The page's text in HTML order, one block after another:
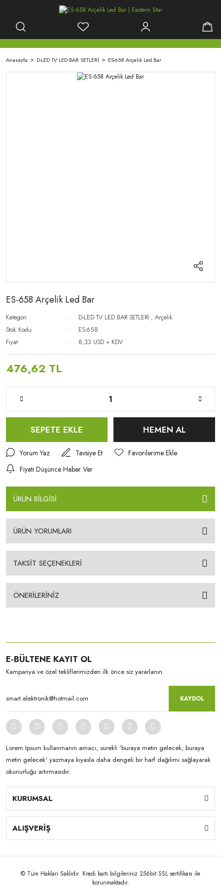
Anasayfa D-LED TV LED BAR SETLERİ ES-658 Arçelik Led Bar
ES-658 Arçelik Led Bar
Kategori D-LED TV LED BAR SETLERİ ,Arçelik
Stok Kodu
ES-658
Fiyat
8,33 USD + KDV
476,62 TL
SEPETE EKLE HEMEN AL
Yorum Yaz
Tavsiye Et
Fiyatı Düşünce Haber Ver
ÜRÜN BİLGİSİ
ÜRÜN YORUMLARI
TAKSİT SEÇENEKLERİ
ÖNERİLERİNİZ
E-BÜLTENE KAYIT OL
Kampanya ve özel tekliflerimizden ilk önce siz yararlanın.
KAYDOL
Lorem Ipsum kullanmanın amacı, sürekli 'buraya metin gelecek, buraya
metin gelecek' yazmaya kıyasla daha dengeli bir harf dağılımı sağlayarak
okunurluğu artırmasıdır.
KURUMSAL
ALIŞVERİŞ
© Tüm Hakları Saklıdır. Kredi kartı bilgileriniz 256bit SSL sertifikası ile
korunmaktadır.